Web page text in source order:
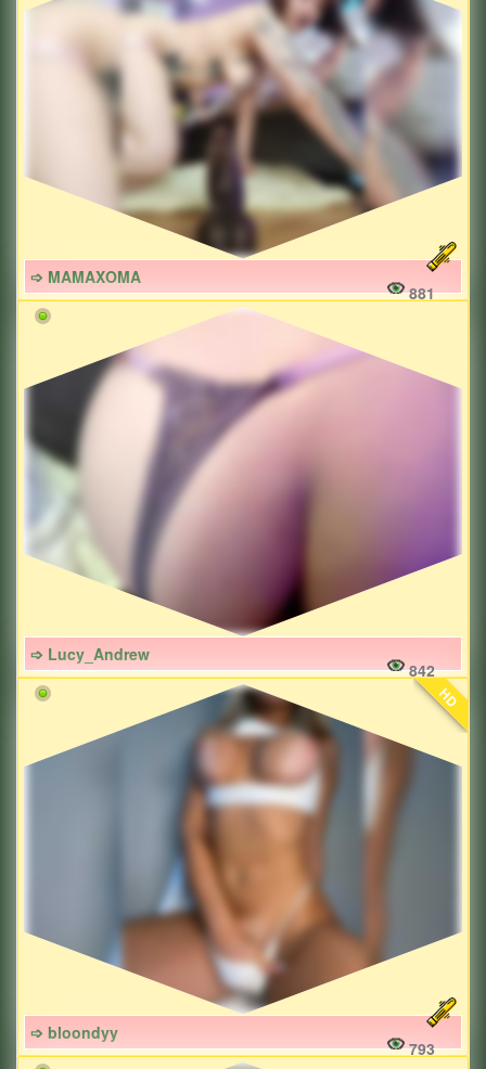
➩ MAMAXOMA
881
➩ Lucy_Andrew
842
HD
➩ bloondyy
793